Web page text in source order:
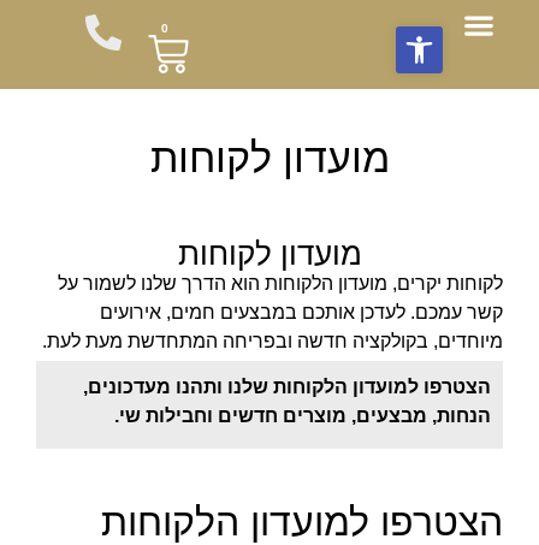
0
מועדון לקוחות
מועדון לקוחות
לקוחות יקרים, מועדון הלקוחות הוא הדרך שלנו לשמור על
קשר עמכם. לעדכן אותכם במבצעים חמים, אירועים
מיוחדים, בקולקציה חדשה ובפריחה המתחדשת מעת לעת.
הצטרפו למועדון הלקוחות שלנו ותהנו מעדכונים,
הנחות, מבצעים, מוצרים חדשים וחבילות שי.
הצטרפו למועדון הלקוחות
פתח סרגל נגישות